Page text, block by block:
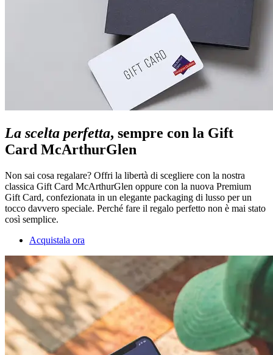
La scelta perfetta, sempre con la Gift
Card McArthurGlen
Non sai cosa regalare? Offri la libertà di scegliere con la nostra
classica Gift Card McArthurGlen oppure con la nuova Premium
Gift Card, confezionata in un elegante packaging di lusso per un
tocco davvero speciale. Perché fare il regalo perfetto non è mai stato
così semplice.
Acquistala ora